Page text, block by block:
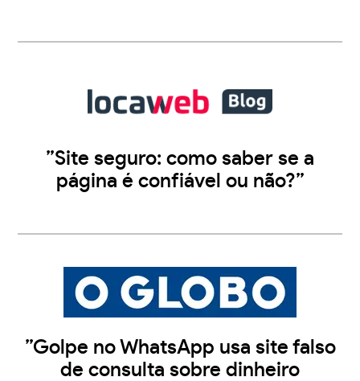
”Site seguro: como saber se a
página é confiável ou não?”
”Golpe no WhatsApp usa site falso
de consulta sobre dinheiro